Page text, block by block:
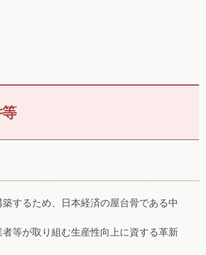
するため、日本経済の屋台骨である中
等が取り組む生産性向上に資する革新